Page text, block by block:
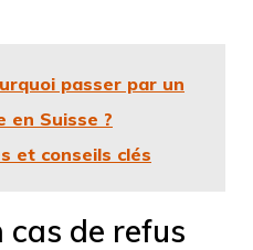
passer par un
en Suisse ?
et conseils clés
de refus